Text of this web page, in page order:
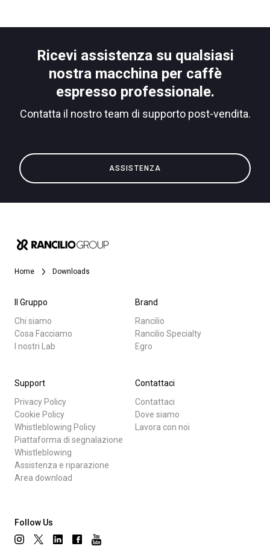
Ricevi assistenza su qualsiasi
nostra macchina per caffè
espresso professionale.
Contatta il nostro team di supporto post-vendita.
ASSISTENZA
Home Downloads
Il Gruppo
Chi siamo
Cosa Facciamo
I nostri Lab
Brand
Rancilio
Rancilio Specialty
Egro
Support
Privacy Policy
Cookie Policy
Whistleblowing Policy
Piattaforma di segnalazione
Whistleblowing
Assistenza e riparazione
Area download
Contattaci
Contattaci
Dove siamo
Lavora con noi
Follow Us